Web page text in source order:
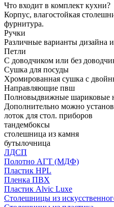
Что входит в комплект кухни?
Корпус, влагостойкая
фурнитура.
Ручки
Различные варианты дизайна
Петли
С доводчиком или без
Сушка для посуды
Хромированная сушка с
Направляющие пвш
Полновыдвижные шариковые
Дополнительно можно
лоток для стол. приборов
тандембоксы
столешница из камня
бутылочница
ЛДСП
Полотно АГТ (МДФ)
Пластик HPL
Пленка ПВХ
Пластик Alvic Luxe
Столешницы из